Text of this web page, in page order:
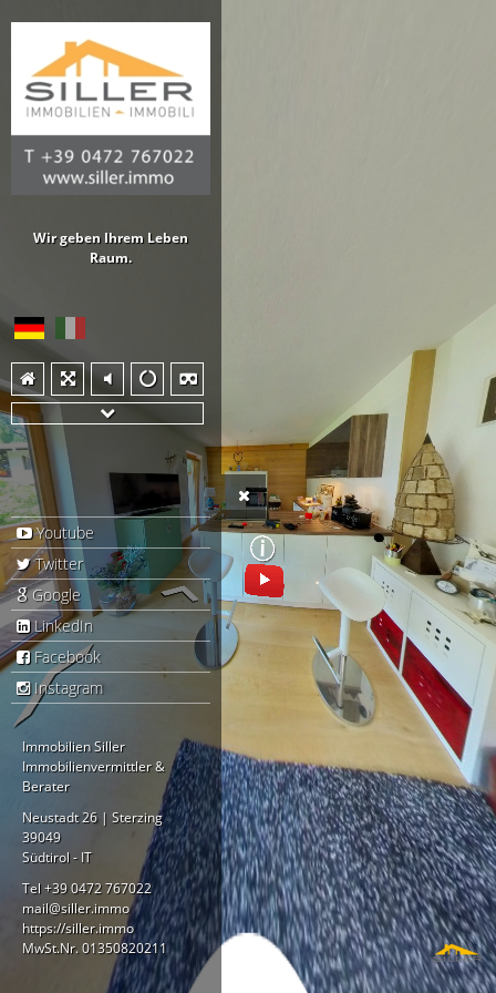
Wir geben Ihrem Leben
Raum.
Youtube
Twitter
Google
LinkedIn
Facebook
Instagram
Immobilien Siller
Immobilienvermittler &
Berater
Neustadt 26 | Sterzing
39049
Südtirol - IT
Tel +39 0472 767022
mail@siller.immo
https://siller.immo
MwSt.Nr. 01350820211